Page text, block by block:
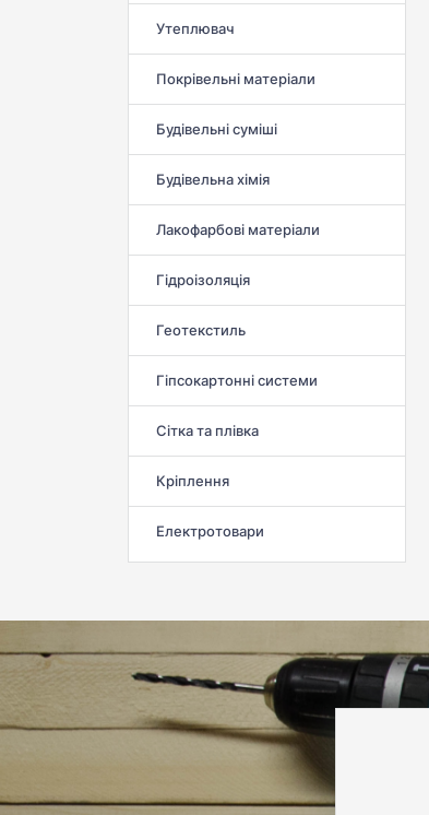
Утеплювач
Покрівельні матеріали
Будівельні суміші
Будівельна хімія
Лакофарбові матеріали
Гідроізоляція
Геотекстиль
Гіпсокартонні системи
Сітка та плівка
Кріплення
Електротовари